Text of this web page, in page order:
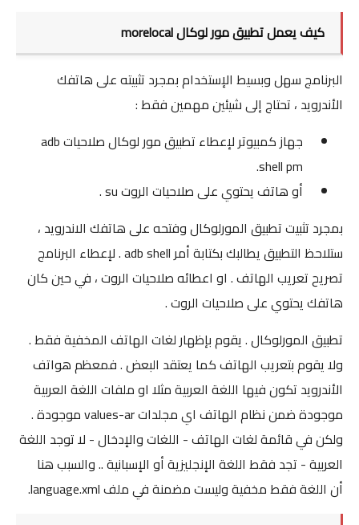
كيف يعمل تطبيق مور لوكال morelocal
البرنامج سهل وبسيط الإستخدام بمجرد تثبيته على هاتفك
الأندرويد ، تحتاج إلى شيئين مهمين فقط :
جهاز كمبيوتر لإعطاء تطبيق مور لوكال صلاحيات adb
shell pm.
أو هاتف يحتوي على صلاحيات الروت su .
بمجرد تثبيت تطبيق المورلوكال وفتحه على هاتفك الاندرويد ،
ستلاحظ التطبيق يطالبك بكتابة أمر adb shell . لإعطاء البرنامج
تصريح تعريب الهاتف . او اعطائه صلاحيات الروت ، في حين كان
هاتفك يحتوي على صلاحيات الروت .
تطبيق المورلوكال . يقوم بإظهار لغات الهاتف المخفية فقط .
ولا يقوم بتعريب الهاتف كما يعتقد البعض . فمعظم هواتف
الأندرويد تكون فيها اللغة العربية مثلا او ملفات اللغة العربية
موجودة ضمن نظام الهاتف اي مجلدات values-ar موجودة .
ولكن في قائمة لغات الهاتف - اللغات والإدخال - لا توجد اللغة
العربية - تجد فقط اللغة الإنجليزية أو الإسبانية .. والسبب هنا
أن اللغة فقط مخفية وليست مضمنة في ملف language.xml.